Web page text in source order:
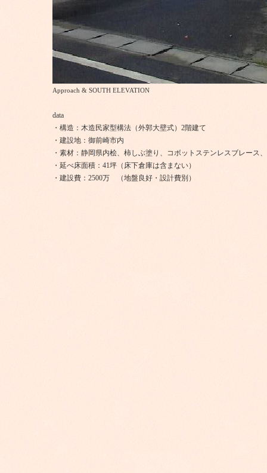
Approach & SOUTH ELEVATION
data
・構造：木造民家型構法（外郭大壁式）2階建て
・建設地：御前崎市内
・素材：静岡県内桧、柿しぶ塗り、コボットステンレスブレース
・延べ床面積：41坪（床下倉庫は含まない）
・建設費：2500万 （地盤良好・設計費別）